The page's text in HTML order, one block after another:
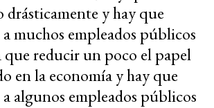
y hay que
muchos empleados públicos
reducir un poco el papel
en la economía y hay que
algunos empleados públicos